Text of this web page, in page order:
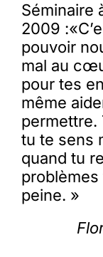
Séminaire
2009
pouvoir
mal au
pour tes
même
permettre.
tu te sens
quand tu
peine. »